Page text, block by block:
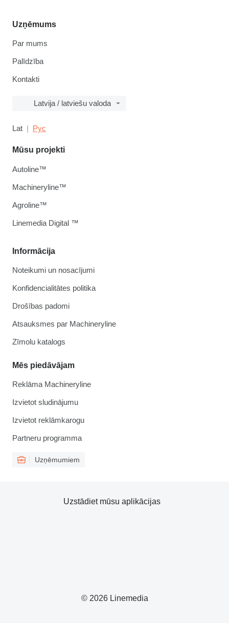
Uzņēmums
Par mums
Palīdzība
Kontakti
Latvija / latviešu valoda
Lat Рус
Informācija
Noteikumi un nosacījumi
Konfidencialitātes politika
Drošības padomi
Atsauksmes par Machineryline
Zīmolu katalogs
Mēs piedāvājam
Reklāma Machineryline
Izvietot sludinājumu
Izvietot reklāmkarogu
Partneru programma
Uzņēmumiem
Mūsu projekti
Autoline™
Machineryline™
Agroline™
Linemedia Digital ™
© 2026 Linemedia
Uzstādiet mūsu aplikācijas